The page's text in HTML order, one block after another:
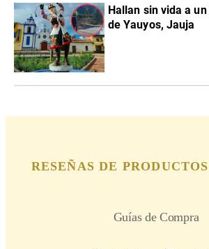
Hallan sin vida a
de Yauyos, Jauja